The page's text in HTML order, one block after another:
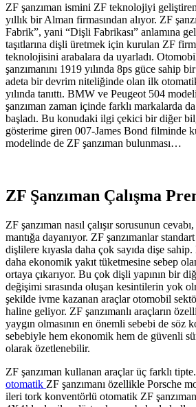
ZF şanzıman ismini ZF teknolojiyi
yıllık bir Alman firmasından alıyor. ZF
Fabrik”, yani “Dişli Fabrikası” anlamına
taşıtlarına dişli üretmek için kurulan ZF
teknolojisini arabalara da uyarladı.
şanzımanını 1919 yılında 8ps güce sahip
adeta bir devrim niteliğinde olan ilk otomatik
yılında tanıttı. BMW ve Peugeot 504
şanzıman zaman içinde farklı markalarda
başladı. Bu konudaki ilgi çekici bir diğer
gösterime giren 007-James Bond filminde
modelinde de ZF şanzıman bulunması…
ZF Şanzıman Çalışma
ZF şanzıman nasıl çalışır sorusunun
mantığa dayanıyor. ZF şanzımanlar
dişlilere kıyasla daha çok sayıda dişe
daha ekonomik yakıt tüketmesine sebep
ortaya çıkarıyor. Bu çok dişli yapının bir
değişimi sırasında oluşan kesintilerin yok
şekilde ivme kazanan araçlar otomobil
haline geliyor. ZF şanzımanlı araçların
yaygın olmasının en önemli sebebi de söz
sebebiyle hem ekonomik hem de güvenli
olarak özetlenebilir.
ZF şanzıman kullanan araçlar üç farklı
otomatik ZF şanzımanı özellikle Porsche
ileri tork konventörlü otomatik ZF